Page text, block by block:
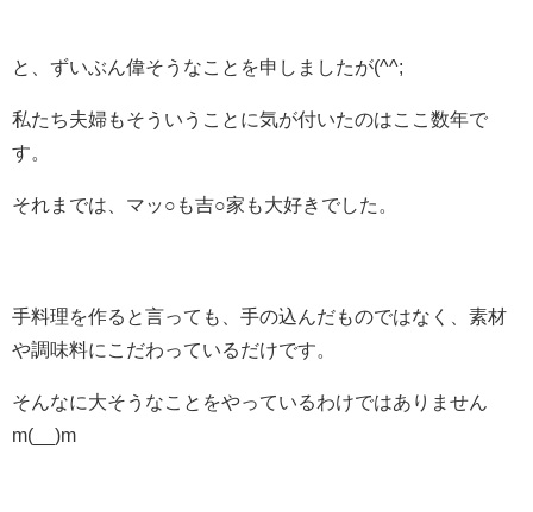
と、ずいぶん偉そうなことを申しましたが(^^;
私たち夫婦もそういうことに気が付いたのはここ数年で
す。
それまでは、マッ○も吉○家も大好きでした。
手料理を作ると言っても、手の込んだものではなく、素材
や調味料にこだわっているだけです。
そんなに大そうなことをやっているわけではありません
m(__)m